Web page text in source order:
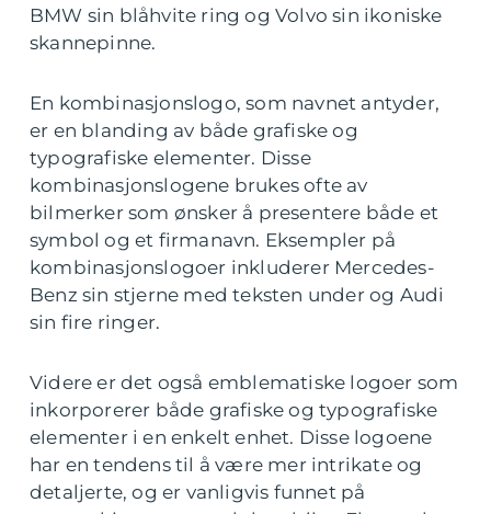
BMW sin blåhvite ring og Volvo sin ikoniske
skannepinne.
En kombinasjonslogo, som navnet antyder,
er en blanding av både grafiske og
typografiske elementer. Disse
kombinasjonslogene brukes ofte av
bilmerker som ønsker å presentere både et
symbol og et firmanavn. Eksempler på
kombinasjonslogoer inkluderer Mercedes-
Benz sin stjerne med teksten under og Audi
sin fire ringer.
Videre er det også emblematiske logoer som
inkorporerer både grafiske og typografiske
elementer i en enkelt enhet. Disse logoene
har en tendens til å være mer intrikate og
detaljerte, og er vanligvis funnet på